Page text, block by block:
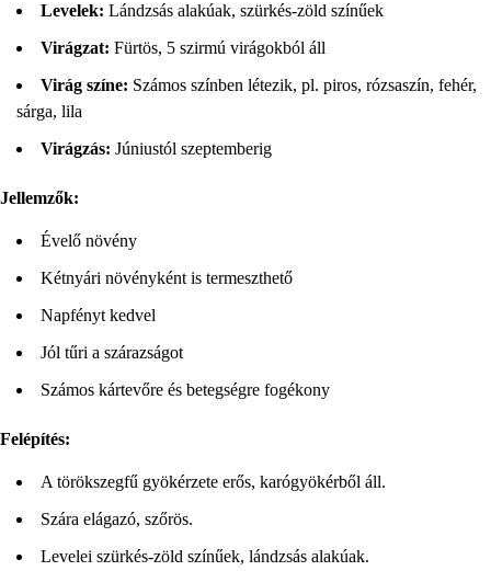
Levelek: Lándzsás alakúak, szürkés-zöld színűek
Virágzat: Fürtös, 5 szirmú virágokból áll
Virág színe: Számos színben létezik, pl. piros, rózsaszín, fehér,
sárga, lila
Virágzás: Júniustól szeptemberig
Jellemzők:
Évelő növény
Kétnyári növényként is termeszthető
Napfényt kedvel
Jól tűri a szárazságot
Számos kártevőre és betegségre fogékony
Felépítés:
A törökszegfű gyökérzete erős, karógyökérből áll.
Szára elágazó, szőrös.
Levelei szürkés-zöld színűek, lándzsás alakúak.